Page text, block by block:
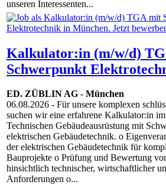
unseren Interessenten...
Kalkulator:in (m/w/d)
Schwerpunkt
ED. ZÜBLIN AG - München
06.08.2026 - Für unsere komplexen
suchen wir eine erfahrene Kalkulator:in
Technischen Gebäudeausrüstung mit
elektrischen Gebäudetechnik. o
der elektrischen Gebäudetechnik für
Bauprojekte o Prüfung und Bewertung
hinsichtlich technischer, wirtschaftlicher
Anforderungen o...